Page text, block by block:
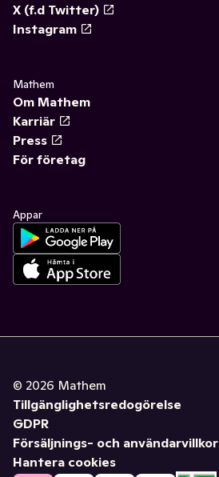
X (f.d Twitter)
Instagram
Mathem
Om Mathem
Karriär
Press
För företag
Appar
© 2026 Mathem
Tillgänglighetsredogörelse
GDPR
Försäljnings- och användarvillkor
Hantera cookies